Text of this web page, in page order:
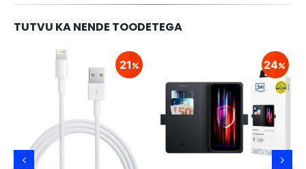
TUTVU KA NENDE TOODETEGA
21 24